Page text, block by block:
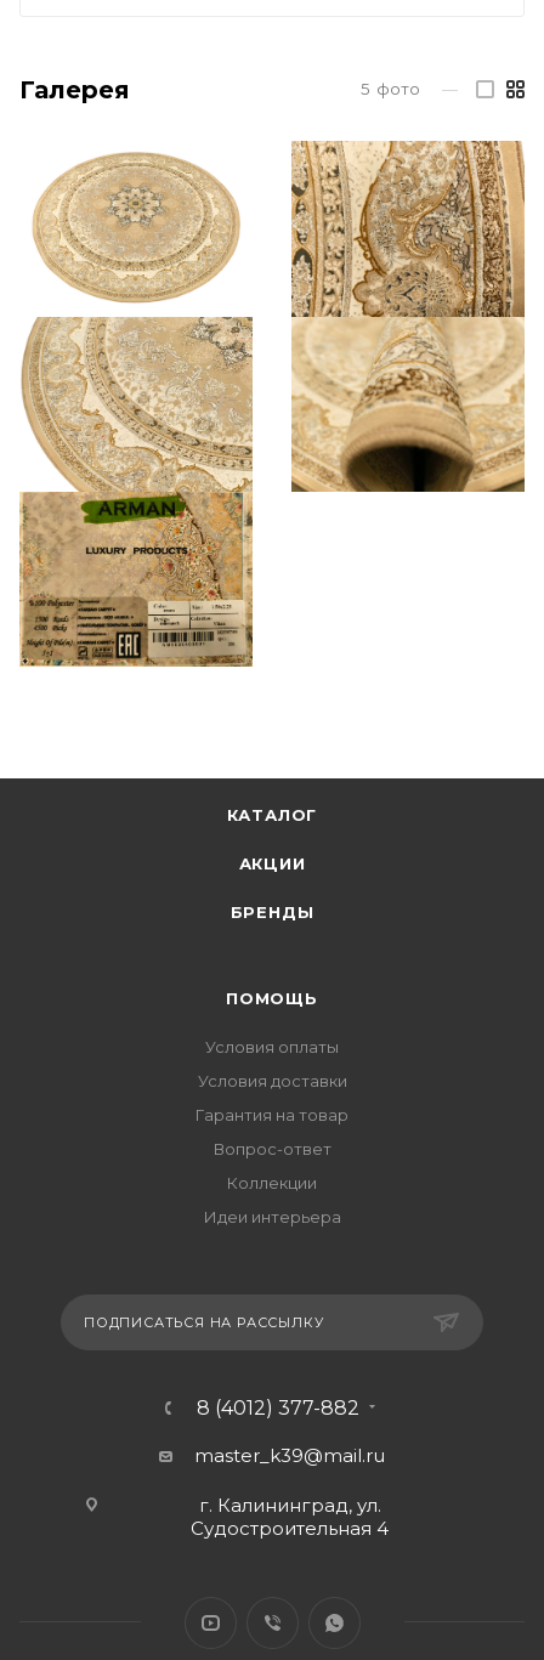
Галерея 5 фото —
КАТАЛОГ
АКЦИИ
БРЕНДЫ
ПОМОЩЬ
Условия оплаты
Условия доставки
Гарантия на товар
Вопрос-ответ
Коллекции
Идеи интерьера
ПОДПИСАТЬСЯ НА РАССЫЛКУ
8 (4012) 377-882
master_k39@mail.ru
г. Калининград, ул.
Судостроительная 4